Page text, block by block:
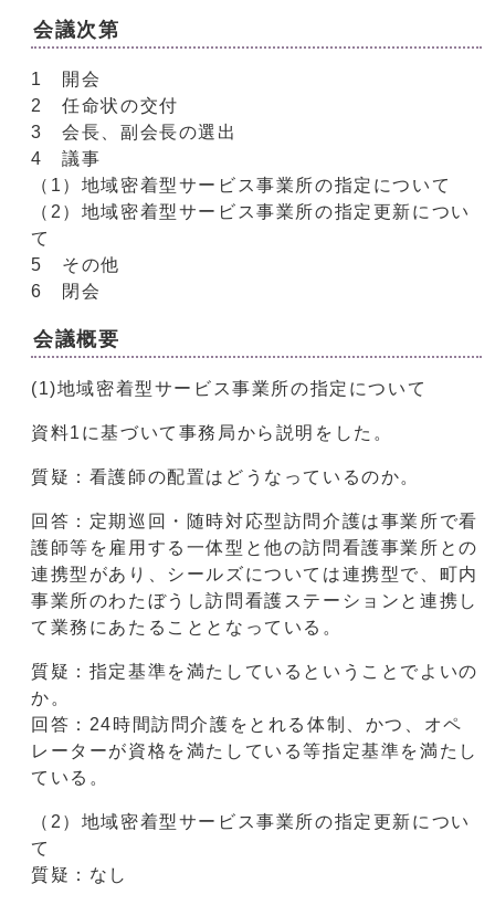
会議次第
1 開会
2 任命状の交付
3 会長、副会長の選出
4 議事
（1）地域密着型サービス事業所の指定について
（2）地域密着型サービス事業所の指定更新につい
て
5 その他
6 閉会
会議概要
(1)地域密着型サービス事業所の指定について
資料1に基づいて事務局から説明をした。
質疑：看護師の配置はどうなっているのか。
回答：定期巡回・随時対応型訪問介護は事業所で看
護師等を雇用する一体型と他の訪問看護事業所との
連携型があり、シールズについては連携型で、町内
事業所のわたぼうし訪問看護ステーションと連携し
て業務にあたることとなっている。
質疑：指定基準を満たしているということでよいの
か。
回答：24時間訪問介護をとれる体制、かつ、オペ
レーターが資格を満たしている等指定基準を満たし
ている。
（2）地域密着型サービス事業所の指定更新につい
て
質疑：なし